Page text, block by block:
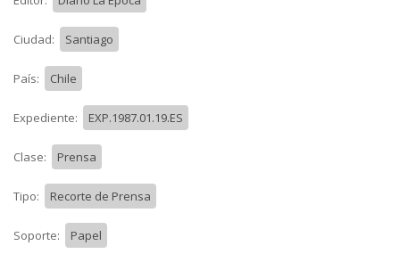
Ciudad: Santiago
País: Chile
Expediente: EXP.1987.01.19.ES
Clase: Prensa
Tipo: Recorte de Prensa
Soporte: Papel